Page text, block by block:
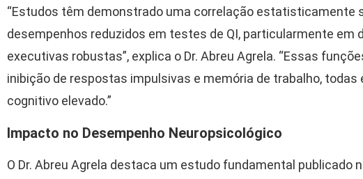
“Estudos têm demonstrado uma correlação estatisticamente
desempenhos reduzidos em testes de QI, particularmente em
executivas robustas”, explica o Dr. Abreu Agrela. “Essas
inibição de respostas impulsivas e memória de trabalho,
cognitivo elevado.”
Impacto no Desempenho Neuropsicológico
O Dr. Abreu Agrela destaca um estudo fundamental publicado